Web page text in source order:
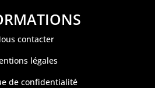
contacter
légales
de confidentialité